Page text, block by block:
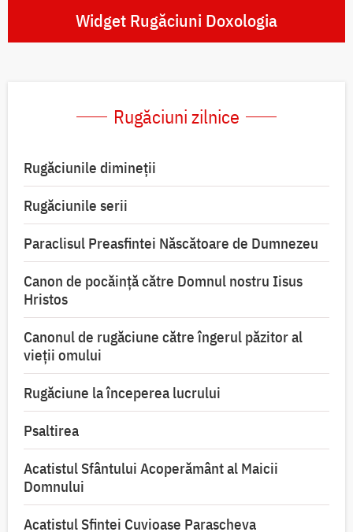
Widget Rugăciuni Doxologia
Rugăciuni zilnice
Rugăciunile dimineții
Rugăciunile serii
Paraclisul Preasfintei Născătoare de Dumnezeu
Canon de pocăință către Domnul nostru Iisus
Hristos
Canonul de rugăciune către îngerul păzitor al
vieții omului
Rugăciune la începerea lucrului
Psaltirea
Acatistul Sfântului Acoperământ al Maicii
Domnului
Acatistul Sfintei Cuvioase Parascheva